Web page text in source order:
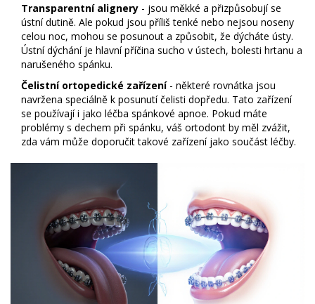
Transparentní alignery - jsou měkké a přizpůsobují se
ústní dutině. Ale pokud jsou příliš tenké nebo nejsou noseny
celou noc, mohou se posunout a způsobit, že dýcháte ústy.
Ústní dýchání je hlavní příčina sucho v ústech, bolesti hrtanu a
narušeného spánku.
Čelistní ortopedické zařízení- některé rovnátka jsou
navržena speciálně k posunutí čelisti dopředu. Tato zařízení
se používají i jako léčba spánkové apnoe. Pokud máte
problémy s dechem při spánku, váš ortodont by měl zvážit,
zda vám může doporučit takové zařízení jako součást léčby.